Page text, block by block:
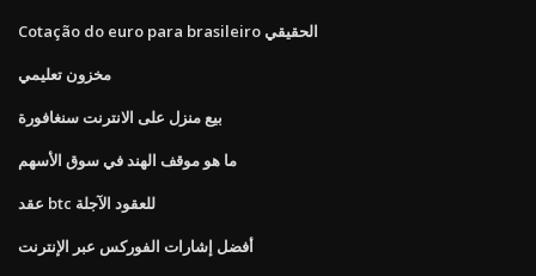
Cotação do euro para brasileiro الحقيقي
مخزون تعليمي
بيع منزل على الانترنت سنغافورة
ما هو موقف الهند في سوق الأسهم
عقد btc للعقود الآجلة
أفضل إشارات الفوركس عبر الإنترنت